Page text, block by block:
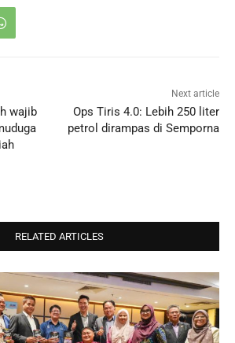
wajib
Next article
Ops Tiris 4.0: Lebih 250 liter
petrol dirampas di Semporna
RELATED ARTICLES